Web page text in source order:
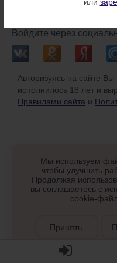
Войдите через
Авторизуясь на сайте
исполнилось 18 лет и
Правилами сайта и
Мы используем
чтобы улучшить
Продолжая
вы соглашаетесь с
cookie-
Принять